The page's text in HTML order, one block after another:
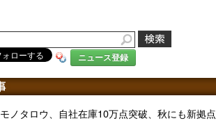
ニュース登録
モノタロウ、自社在庫10万点突破、秋にも新拠点